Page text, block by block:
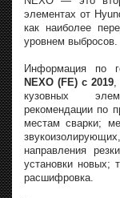
элементах от
как наиболее
уровнем выбросов.
Информация по
NEXO (FE) с 2019,
кузовных
рекомендации по
местам сварки;
направления
установки новых;
расшифровка.